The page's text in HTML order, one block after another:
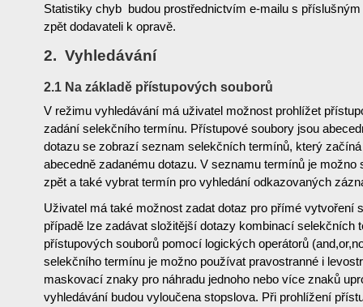
Statistiky chyb budou prostřednictvím e-mailu s
zpět dodavateli k opravě.
2. Vyhledávání
2.1 Na základě přístupových souborů
V režimu vyhledávání má uživatel možnost prohlížet
zadání selekčního termínu. Přístupové soubory jsou
dotazu se zobrazí seznam selekčních termínů, který
abecedně zadanému dotazu. V seznamu termínů je možno
zpět a také vybrat termín pro vyhledání odkazovaných
Uživatel má také možnost zadat dotaz pro přímé vytvoření
případě lze zadávat složitější dotazy kombinací selekčních
přístupových souborů pomocí logických operátorů
selekčního termínu je možno používat pravostranné i
maskovací znaky pro náhradu jednoho nebo více znaků
vyhledávání budou vyloučena stopslova. Při prohlížení